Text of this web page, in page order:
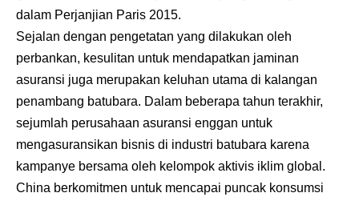
dalam Perjanjian Paris 2015.
Sejalan dengan pengetatan yang dilakukan oleh
perbankan, kesulitan untuk mendapatkan jaminan
asuransi juga merupakan keluhan utama di kalangan
penambang batubara. Dalam beberapa tahun terakhir,
sejumlah perusahaan asuransi enggan untuk
mengasuransikan bisnis di industri batubara karena
kampanye bersama oleh kelompok aktivis iklim global.
China berkomitmen untuk mencapai puncak konsumsi